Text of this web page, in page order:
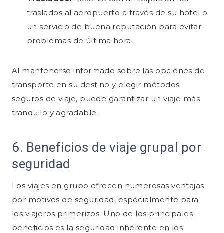
traslados al aeropuerto a través de su hotel o
un servicio de buena reputación para evitar
problemas de última hora.
Al mantenerse informado sobre las opciones de
transporte en su destino y elegir métodos
seguros de viaje, puede garantizar un viaje más
tranquilo y agradable.
6. Beneficios de viaje grupal por
seguridad
Los viajes en grupo ofrecen numerosas ventajas
por motivos de seguridad, especialmente para
los viajeros primerizos. Uno de los principales
beneficios es la seguridad inherente en los
Privacidad: Política de privacidad ↗
Sin transferencia a terceros países —
datos procesados en servidores de la
Base legal: Art. 6(1)(f) RGPD (interés legítimo)
Privacidad: No especificado
Transferencia de datos: No especificado
Privacidad: No especificado
Transferencia de datos: EU-US Data Privacy Framework
Finalidad:
Seguimiento de conversiones y
remarketing en Pinterest
Base legal: Art. 6(1)(a) RGPD (Consentimiento)
Privacidad: